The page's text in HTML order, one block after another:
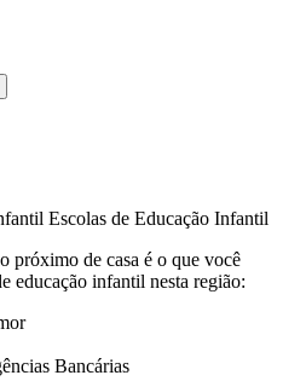
Escolas de Educação Infantil
próximo de casa é o que você
educação infantil nesta região:
Bancárias